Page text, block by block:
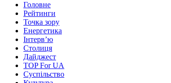
Головне
Рейтинги
Точка зору
Енергетика
Інтерв’ю
Столиця
Дайджест
TOP For UA
Суспiльство